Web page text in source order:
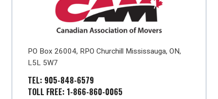
PO Box 26004, RPO Churchill Mississauga, ON,
L5L 5W7
TEL: 905-848-6579
TOLL FREE: 1-866-860-0065